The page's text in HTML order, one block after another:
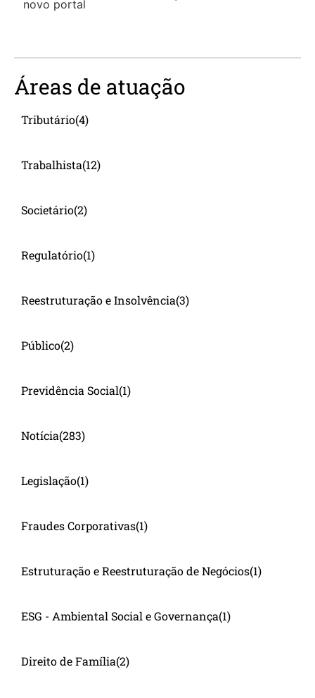
Áreas de atuação
Tributário(4)
Trabalhista(12)
Societário(2)
Regulatório(1)
Reestruturação e Insolvência(3)
Público(2)
Previdência Social(1)
Notícia(283)
Legislação(1)
Fraudes Corporativas(1)
Estruturação e Reestruturação de Negócios(1)
ESG - Ambiental Social e Governança(1)
Direito de Família(2)